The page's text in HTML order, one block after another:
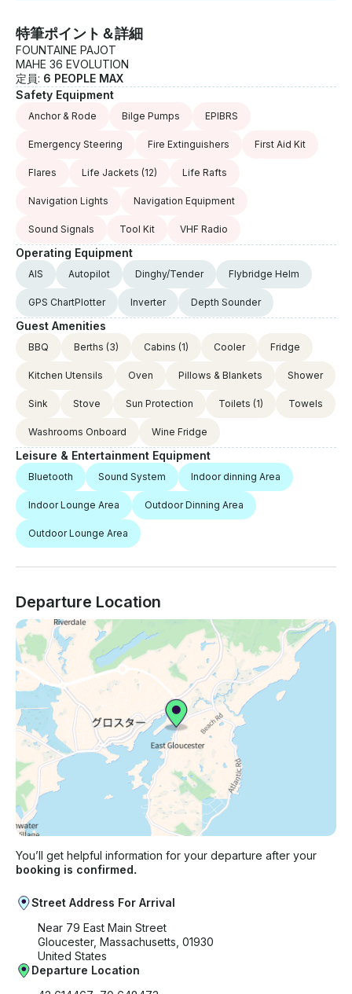
特筆ポイント＆詳細
FOUNTAINE PAJOT
MAHE 36 EVOLUTION
定員: 6 PEOPLE MAX
Safety Equipment
Anchor & Rode Bilge Pumps EPIBRS
Emergency Steering Fire Extinguishers First Aid Kit
Flares Life Jackets (12) Life Rafts
Navigation Lights Navigation Equipment
Sound Signals Tool Kit VHF Radio
Operating Equipment
AIS Autopilot Dinghy/Tender Flybridge Helm
GPS ChartPlotter Inverter Depth Sounder
Guest Amenities
BBQ Berths (3) Cabins (1) Cooler Fridge
Kitchen Utensils Oven Pillows & Blankets Shower
Sink Stove Sun Protection Toilets (1) Towels
Washrooms Onboard Wine Fridge
Leisure & Entertainment Equipment
Bluetooth Sound System Indoor dinning Area
Indoor Lounge Area Outdoor Dinning Area
Outdoor Lounge Area
Departure Location
You’ll get helpful information for your departure after your
booking is confirmed.
Street Address For Arrival
Near 79 East Main Street
Gloucester, Massachusetts, 01930
United States
Departure Location